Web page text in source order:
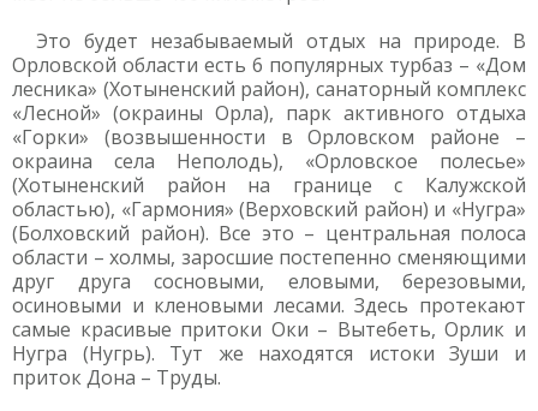
Это будет незабываемый отдых на природе. В
Орловской области есть 6 популярных турбаз – «Дом
лесника» (Хотыненский район), санаторный комплекс
«Лесной» (окраины Орла), парк активного отдыха
«Горки» (возвышенности в Орловском районе –
окраина села Неполодь), «Орловское полесье»
(Хотыненский район на границе с Калужской
областью), «Гармония» (Верховский район) и «Нугра»
(Болховский район). Все это – центральная полоса
области – холмы, заросшие постепенно сменяющими
друг друга сосновыми, еловыми, березовыми,
осиновыми и кленовыми лесами. Здесь протекают
самые красивые притоки Оки – Вытебеть, Орлик и
Нугра (Нугрь). Тут же находятся истоки Зуши и
приток Дона – Труды.